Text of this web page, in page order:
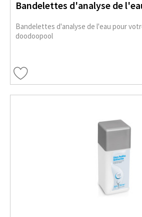
Bandelettes d'analyse de
Bandelettes d'analyse de l'eau pour
doodoopool